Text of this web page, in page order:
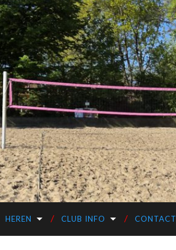
HEREN CLUB INFO CONTACT